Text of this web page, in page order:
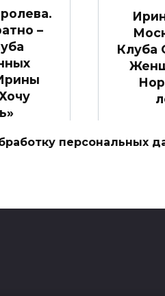
–
Клуба
персональных